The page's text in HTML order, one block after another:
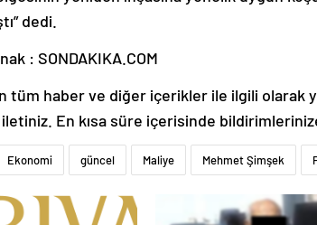
dedi.
: SONDAKIKA.COM
tüm haber ve diğer içerikler ile ilgili olarak
En kısa süre içerisinde
Ekonomi güncel Maliye Mehmet Şimşek